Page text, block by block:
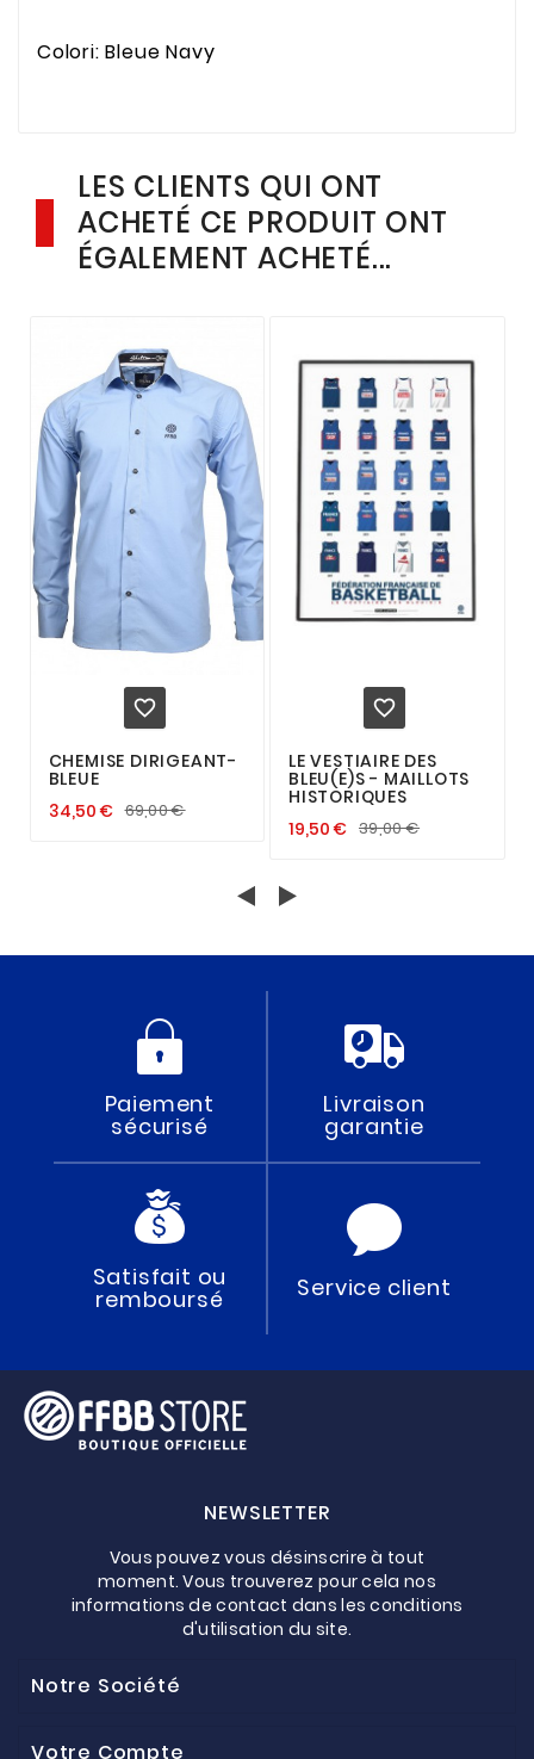
Colori: Bleue Navy
LES CLIENTS QUI ONT
ACHETÉ CE PRODUIT ONT
ÉGALEMENT ACHETÉ...

CHEMISE DIRIGEANT-
BLEUE
34,50 € 69,00 €

LE VESTIAIRE DES
BLEU(E)S - MAILLOTS
HISTORIQUES
19,50 € 39,00 €
Paiement
sécurisé
Livraison
garantie
Satisfait ou
remboursé Service client
NEWSLETTER
Vous pouvez vous désinscrire à tout
moment. Vous trouverez pour cela nos
informations de contact dans les conditions
d'utilisation du site.
Notre Société
Votre Compte